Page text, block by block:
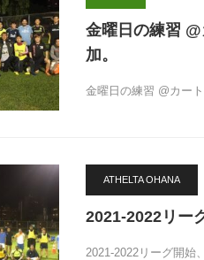
金曜日の練習
加。
金曜日の練習 @カー
ATHELTA OHANA
2021-2022リー
2021-2022リーグ開始